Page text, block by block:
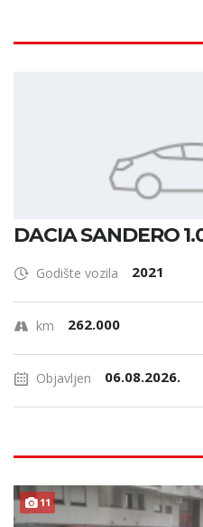
DACIA SANDERO
Godište vozila 2021
km 262.000
Objavljen 06.08.2026.
11